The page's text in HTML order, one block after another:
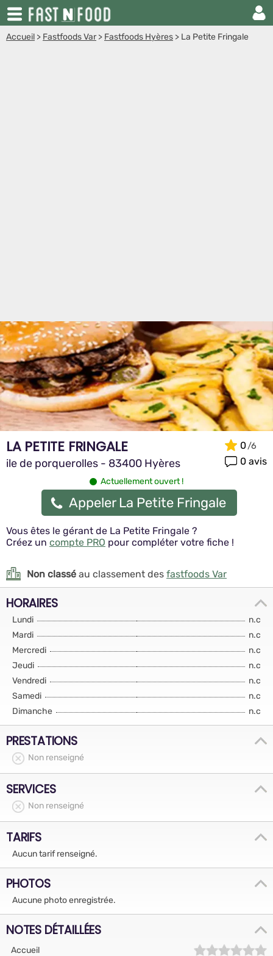
Accueil > Fastfoods Var > Fastfoods Hyères > La Petite Fringale
LA PETITE FRINGALE
ile de porquerolles - 83400 Hyères
0
0 avis
Actuellement ouvert !
Appeler La Petite Fringale
Vous êtes le gérant de La Petite Fringale ?
Créez un compte PRO pour compléter votre fiche !
Non classé au classement des fastfoods Var
HORAIRES
Lundi
n.c
Mardi
n.c
Mercredi
n.c
Jeudi
n.c
Vendredi
n.c
Samedi
n.c
Dimanche
n.c
PRESTATIONS
Non renseigné
SERVICES
Non renseigné
TARIFS
Aucun tarif renseigné.
PHOTOS
Aucune photo enregistrée.
NOTES DÉTAILLÉES
Accueil